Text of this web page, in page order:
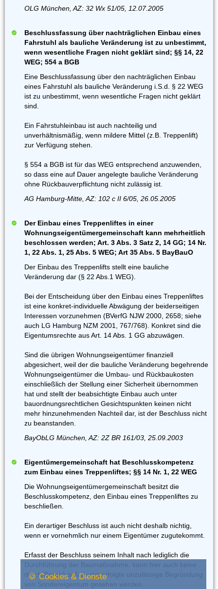
OLG München, AZ: 32 Wx 51/05, 12.07.2005
Beschlussfassung über nachträglichen Einbau eines
Fahrstuhl als bauliche Veränderung ist zu unbestimmt,
wenn wesentliche Fragen nicht geklärt sind; §§ 14, 22
WEG; 554 a BGB
Eine Beschlussfassung über den nachträglichen Einbau
eines Fahrstuhl als bauliche Veränderung i.S.d. § 22 WEG
ist zu unbestimmt, wenn wesentliche Fragen nicht geklärt
sind.
Ein Fahrstuhleinbau ist auch nachteilig und
unverhältnismäßig, wenn mildere Mittel (z.B. Treppenlift)
zur Verfügung stehen.
§ 554 a BGB ist für das WEG entsprechend anzuwenden,
so dass eine auf Dauer angelegte bauliche Veränderung
ohne Rückbauverpflichtung nicht zulässig ist.
AG Hamburg-Mitte, AZ: 102 c II 6/05, 26.05.2005
Der Einbau eines Treppenliftes in einer
Wohnungseigentümergemeinschaft kann mehrheitlich
beschlossen werden; Art. 3 Abs. 3 Satz 2, 14 GG; 14 Nr.
1, 22 Abs. 1, 25 Abs. 5 WEG; Art 35 Abs. 5 BayBauO
Der Einbau des Treppenlifts stellt eine bauliche
Veränderung dar (§ 22 Abs.1 WEG).
Bei der Entscheidung über den Einbau eines Treppenliftes
ist eine konkret-individuelle Abwägung der beiderseitigen
Interessen vorzunehmen (BVerfG NJW 2000, 2658; siehe
auch LG Hamburg NZM 2001, 767/768). Konkret sind die
Eigentumsrechte aus Art. 14 Abs. 1 GG abzuwägen.
Sind die übrigen Wohnungseigentümer finanziell
abgesichert, weil der die bauliche Veränderung begehrende
Wohnungseigentümer die Umbau- und Rückbaukosten
einschließlich der Stellung einer Sicherheit übernommen
hat und stellt der beabsichtigte Einbau auch unter
bauordnungsrechtlichen Gesichtspunkten keinen nicht
mehr hinzunehmenden Nachteil dar, ist der Beschluss nicht
zu beanstanden.
BayObLG München, AZ: 2Z BR 161/03, 25.09.2003
Eigentümergemeinschaft hat Beschlusskompetenz
zum Einbau eines Treppenliftes; §§ 14 Nr. 1, 22 WEG
Die Wohnungseigentümergemeinschaft besitzt die
Beschlusskompetenz, den Einbau eines Treppenliftes zu
beschließen.
Ein derartiger Beschluss ist auch nicht deshalb nichtig,
wenn er vornehmlich nur einem Eigentümer zugutekommt.
Erfasst der Beschluss seinem Inhalt nach lediglich die
Durchführung der Baumaßnahme, kann hier auch keine
durch Beschlussfassung erfolgte unzulässige Begründung
von Sondereigentum gesehen werden.
🍪 Cookies & Dienste